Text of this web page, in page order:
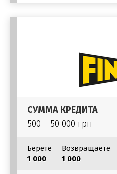
СУММА КРЕДИТА
500 – 50 000 грн
Берете
1 000
Возвращаете
1 000